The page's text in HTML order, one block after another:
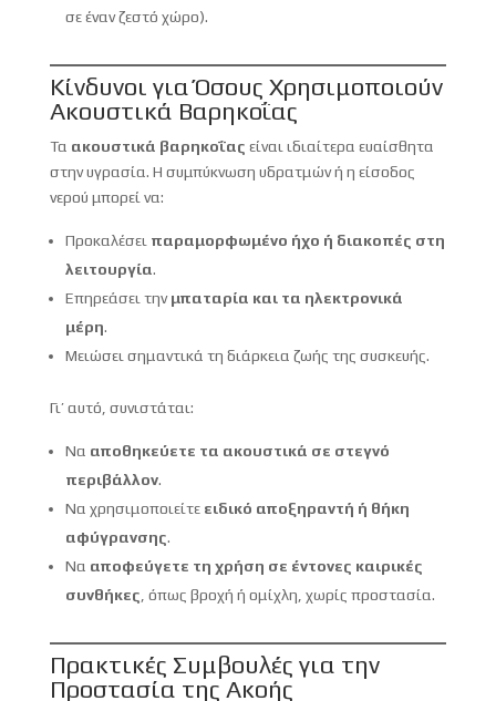
σε έναν ζεστό χώρο).
Κίνδυνοι για Όσους Χρησιμοποιούν
Ακουστικά Βαρηκοΐας
Τα ακουστικά βαρηκοΐας είναι ιδιαίτερα ευαίσθητα
στην υγρασία. Η συμπύκνωση υδρατμών ή η είσοδος
νερού μπορεί να:
Προκαλέσει παραμορφωμένο ήχο ή διακοπές στη
λειτουργία.
Επηρεάσει τηνμπαταρία και τα ηλεκτρονικά
μέρη.
Μειώσει σημαντικά τη διάρκεια ζωής της συσκευής.
Γι’ αυτό, συνιστάται:
Να αποθηκεύετε τα ακουστικά σε στεγνό
περιβάλλον.
Να χρησιμοποιείτε ειδικό αποξηραντή ή θήκη
αφύγρανσης.
Να αποφεύγετε τη χρήση σε έντονες καιρικές
συνθήκες , όπως βροχή ή ομίχλη, χωρίς προστασία.
Πρακτικές Συμβουλές για την
Προστασία της Ακοής